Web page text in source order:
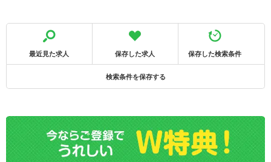
最近見た求人 保存した求人 保存した検索条件
検索条件を保存する